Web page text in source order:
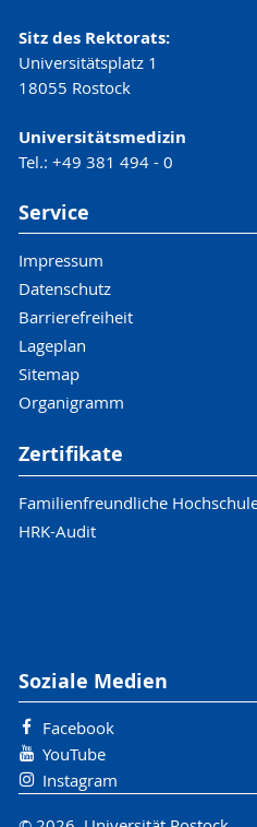
Sitz des Rektorats:
Universitätsplatz 1
18055 Rostock
Universitätsmedizin
Tel.: +49 381 494 - 0
Service
Impressum
Datenschutz
Barrierefreiheit
Lageplan
Sitemap
Organigramm
Zertifikate
Familienfreundliche
HRK-Audit
Soziale Medien
Facebook
YouTube
Instagram